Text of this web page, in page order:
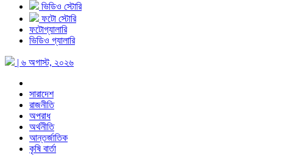
ভিডিও স্টোরি
ফটো স্টোরি
ফটোগ্যালারি
ভিডিও গ্যালারি
| ৬ অগাস্ট, ২০২৬
সারাদেশ
রাজনীতি
অপরাধ
অর্থনীতি
আন্তর্জাতিক
কৃষি বার্তা